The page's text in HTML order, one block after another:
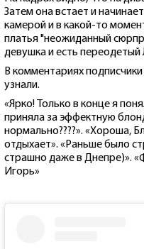
Затем она встает и
камерой и в какой-то
платья "неожиданный
девушка и есть переодетый
В комментариях
узнали.
«Ярко! Только в конце я
приняла за эффектную
нормально????». «Хороша,
отдыхает». «Раньше было
страшно даже в Днепре)».
Игорь»